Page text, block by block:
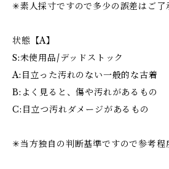
✳︎素人採寸ですので多少の誤差はご了
状態【A】
S:未使用品/デッドストック
A:目立った汚れのない一般的な古着
B:よく見ると、傷や汚れがあるもの
C:目立つ汚れダメージがあるもの
✳︎当方独自の判断基準ですので参考程